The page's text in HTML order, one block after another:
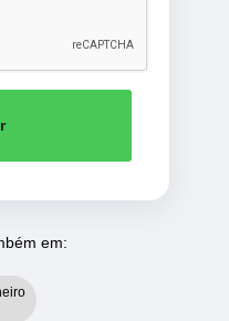
em: